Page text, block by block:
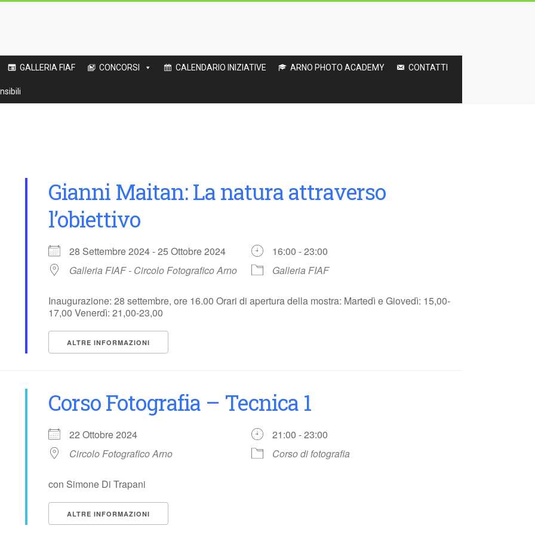
GALLERIA FIAF CONCORSI CALENDARIO INIZIATIVE ARNO PHOTO ACADEMY CONTATTI
Gianni Maitan: La natura attraverso
l’obiettivo
28 Settembre 2024 - 25 Ottobre 2024
16:00 - 23:00
Galleria FIAF - Circolo Fotografico Arno
Galleria FIAF
Inaugurazione: 28 settembre, ore 16.00 Orari di apertura della mostra: Martedì e Giovedì: 15,00-
17,00 Venerdì: 21,00-23,00
ALTRE INFORMAZIONI
Corso Fotografia – Tecnica 1
22 Ottobre 2024
21:00 - 23:00
Circolo Fotografico Arno
Corso di fotografia
con Simone Di Trapani
ALTRE INFORMAZIONI